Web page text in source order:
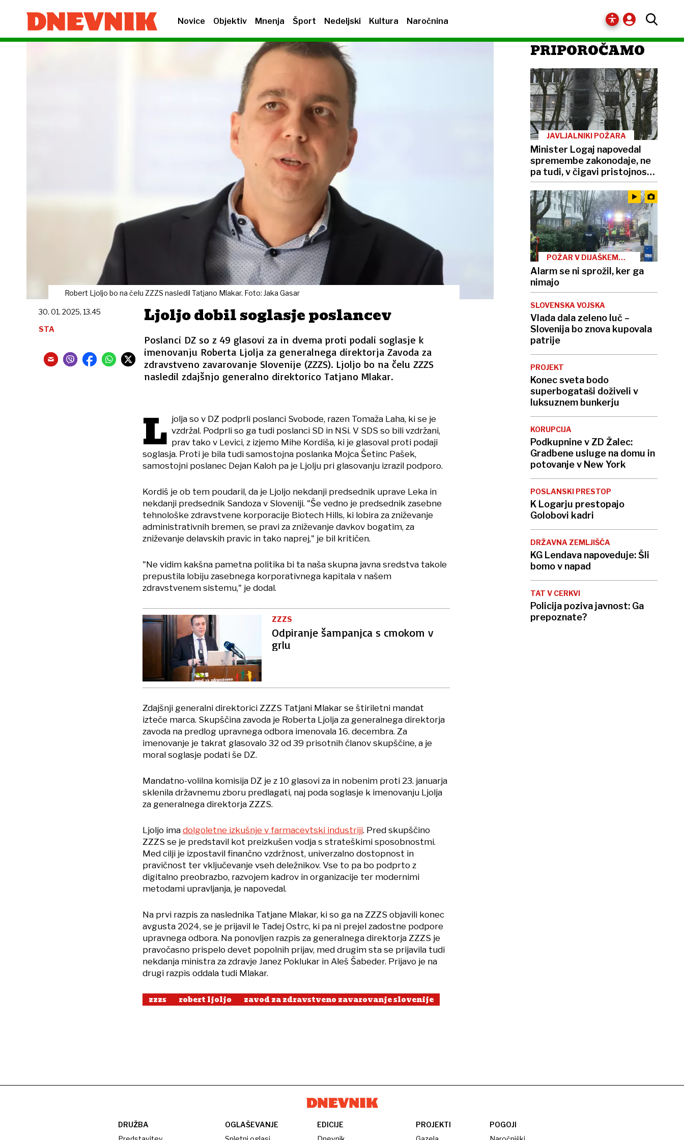
Novice Objektiv Mnenja Šport Nedeljski Kultura Naročnina
Robert Ljoljo bo na čelu ZZZS nasledil Tatjano Mlakar. Foto: Jaka Gasar
Ljoljo dobil soglasje poslancev
Poslanci DZ so z 49 glasovi za in dvema proti podali soglasje k
imenovanju Roberta Ljolja za generalnega direktorja Zavoda za
zdravstveno zavarovanje Slovenije (ZZZS). Ljoljo bo na čelu ZZZS
nasledil zdajšnjo generalno direktorico Tatjano Mlakar.
30. 01. 2025, 13.45
STA
L jolja so v DZ podprli poslanci Svobode, razen Tomaža Laha, ki se je
vzdržal. Podprli so ga tudi poslanci SD in NSi. V SDS so bili vzdržani,
prav tako v Levici, z izjemo Mihe Kordiša, ki je glasoval proti podaji
soglasja. Proti je bila tudi samostojna poslanka Mojca Šetinc Pašek,
samostojni poslanec Dejan Kaloh pa je Ljolju pri glasovanju izrazil podporo.
Kordiš je ob tem poudaril, da je Ljoljo nekdanji predsednik uprave Leka in
nekdanji predsednik Sandoza v Sloveniji. "Še vedno je predsednik zasebne
tehnološke zdravstvene korporacije Biotech Hills, ki lobira za zniževanje
administrativnih bremen, se pravi za zniževanje davkov bogatim, za
zniževanje delavskih pravic in tako naprej," je bil kritičen.
"Ne vidim kakšna pametna politika bi ta naša skupna javna sredstva takole
prepustila lobiju zasebnega korporativnega kapitala v našem
zdravstvenem sistemu," je dodal.
ZZZS
Odpiranje šampanjca s cmokom v
grlu
Zdajšnji generalni direktorici ZZZS Tatjani Mlakar se štiriletni mandat
izteče marca. Skupščina zavoda je Roberta Ljolja za generalnega direktorja
zavoda na predlog upravnega odbora imenovala 16. decembra. Za
imenovanje je takrat glasovalo 32 od 39 prisotnih članov skupščine, a je
moral soglasje podati še DZ.
Mandatno-volilna komisija DZ je z 10 glasovi za in nobenim proti 23. januarja
sklenila državnemu zboru predlagati, naj poda soglasje k imenovanju Ljolja
za generalnega direktorja ZZZS.
Ljoljo ima dolgoletne izkušnje v farmacevtski industriji. Pred skupščino
ZZZS se je predstavil kot preizkušen vodja s strateškimi sposobnostmi.
Med cilji je izpostavil finančno vzdržnost, univerzalno dostopnost in
pravičnost ter vključevanje vseh deležnikov. Vse to pa bo podprto z
digitalno preobrazbo, razvojem kadrov in organizacije ter modernimi
metodami upravljanja, je napovedal.
Na prvi razpis za naslednika Tatjane Mlakar, ki so ga na ZZZS objavili konec
avgusta 2024, se je prijavil le Tadej Ostrc, ki pa ni prejel zadostne podpore
upravnega odbora. Na ponovljen razpis za generalnega direktorja ZZZS je
pravočasno prispelo devet popolnih prijav, med drugim sta se prijavila tudi
nekdanja ministra za zdravje Janez Poklukar in Aleš Šabeder. Prijavo je na
drugi razpis oddala tudi Mlakar.
zzzs robert ljoljo zavod za zdravstveno zavarovanje slovenije
PRIPOROČAMO
JAVLJALNIKI POŽARA
Minister Logaj napovedal
spremembe zakonodaje, ne
pa tudi, v čigavi pristojnosti
so
POŽAR V DIJAŠKEM
Alarm se ni sprožil, ker ga
nimajo
SLOVENSKA VOJSKA
Vlada dala zeleno luč –
Slovenija bo znova kupovala
patrije
PROJEKT
Konec sveta bodo
superbogataši doživeli v
luksuznem bunkerju
KORUPCIJA
Podkupnine v ZD Žalec:
Gradbene usluge na domu in
potovanje v New York
POSLANSKI PRESTOP
K Logarju prestopajo
Golobovi kadri
DRŽAVNA ZEMLJIŠČA
KG Lendava napoveduje: Šli
bomo v napad
TAT V CERKVI
Policija poziva javnost: Ga
prepoznate?
DRUŽBA
OGLAŠEVANJE
EDICIJE
PROJEKTI
POGOJI